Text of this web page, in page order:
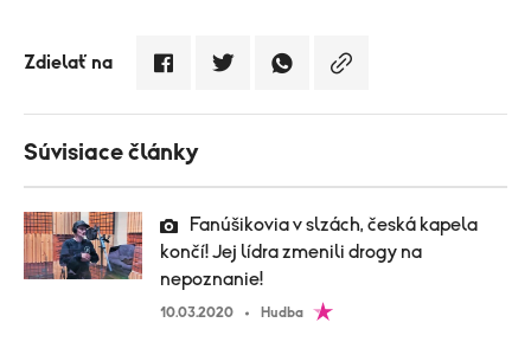
Zdielať na
Súvisiace články
končí! Jej lídra zmenili drogy na
nepoznanie!
10.03.2020 Hudba